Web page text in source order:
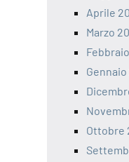
Aprile
Marzo
Ottobre